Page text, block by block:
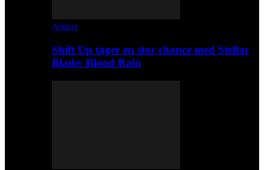
Artikel
Shift Up tager en stor chance med Stellar
Blade: Blood Rain